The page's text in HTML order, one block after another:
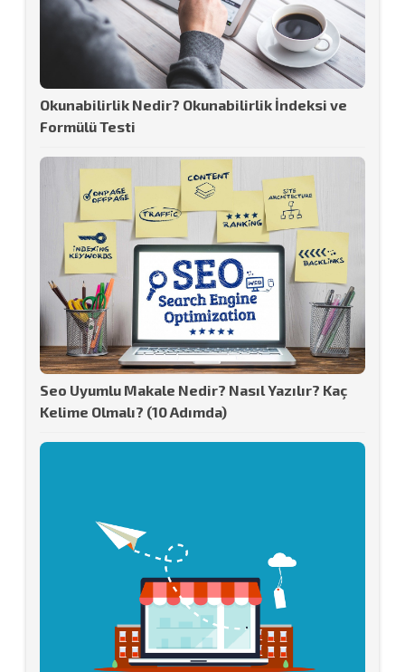
Okunabilirlik Nedir? Okunabilirlik İndeksi ve
Formülü Testi
Seo Uyumlu Makale Nedir? Nasıl Yazılır? Kaç
Kelime Olmalı? (10 Adımda)